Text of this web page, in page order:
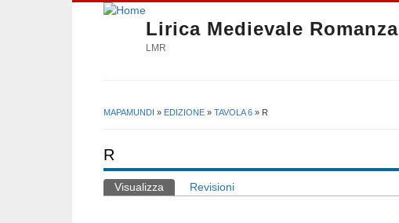
Lirica Medievale Romanza
LMR
MAPAMUNDI » EDIZIONE » TAVOLA 6 » R
R
Schede primarie
Visualizza (scheda attiva)
Revisioni